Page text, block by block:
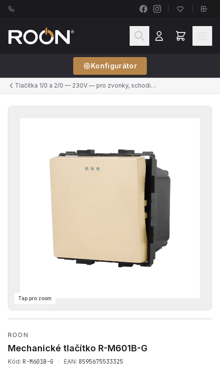
Konfigurátor
Tlačítka 1/0 a 2/0 — 230V — pro zvonky, schodišťové automaty, push-dim stmívače, ventilátory
Tap pro zoom
ROON
Mechanické tlačítko R-M601B-G
Kód: R-M601B-G · EAN: 8595675533325